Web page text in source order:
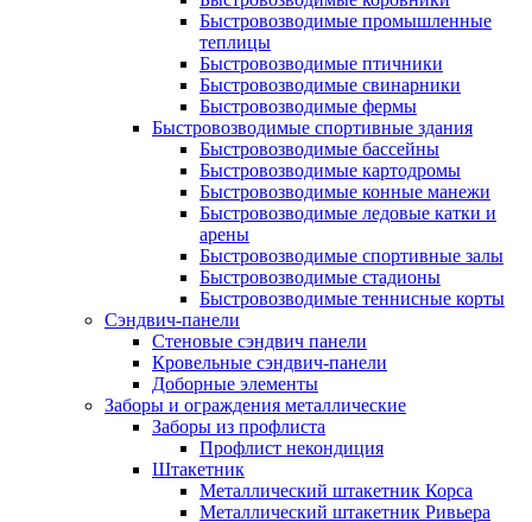
Быстровозводимые промышленные
теплицы
Быстровозводимые птичники
Быстровозводимые свинарники
Быстровозводимые фермы
Быстровозводимые спортивные здания
Быстровозводимые бассейны
Быстровозводимые картодромы
Быстровозводимые конные манежи
Быстровозводимые ледовые катки и
арены
Быстровозводимые спортивные залы
Быстровозводимые стадионы
Быстровозводимые теннисные корты
Сэндвич-панели
Стеновые сэндвич панели
Кровельные сэндвич-панели
Доборные элементы
Заборы и ограждения металлические
Заборы из профлиста
Профлист некондиция
Штакетник
Металлический штакетник Корса
Металлический штакетник Ривьера